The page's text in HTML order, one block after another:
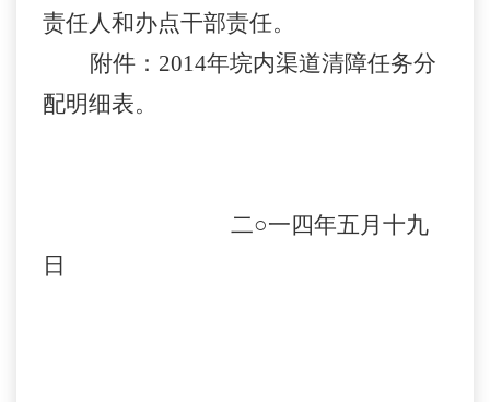
责任人和办点干部责任。
附件：2014年垸内渠道清障任务分
配明细表。
二○一四年五月 十九
日